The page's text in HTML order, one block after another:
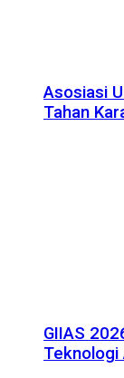
Asosiasi
Tahan
GIIAS
Teknologi